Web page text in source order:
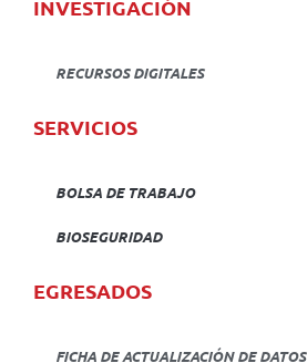
INVESTIGACIÓN
RECURSOS DIGITALES
SERVICIOS
BOLSA DE TRABAJO
BIOSEGURIDAD
EGRESADOS
FICHA DE ACTUALIZACIÓN DE DATOS